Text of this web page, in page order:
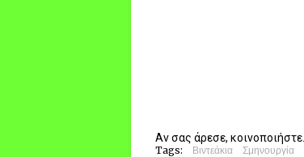
Αν σας άρεσε, κοινοποιήστε...
Tags: Βιντεάκια Σμηνουργία